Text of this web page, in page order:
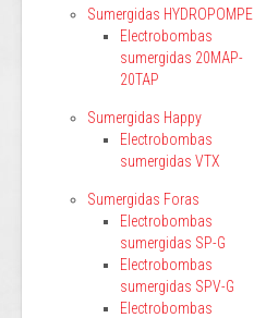
Sumergidas HYDROPOMPE
Electrobombas
sumergidas 20MAP-
20TAP
Sumergidas Happy
Electrobombas
sumergidas VTX
Sumergidas Foras
Electrobombas
sumergidas SP-G
Electrobombas
sumergidas SPV-G
Electrobombas